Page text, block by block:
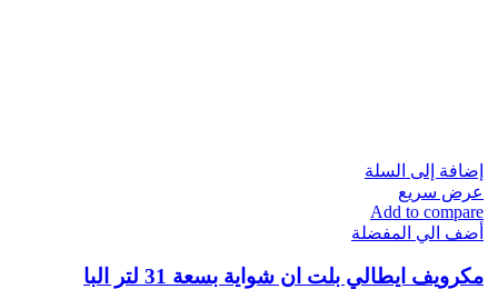
إضافة إلى السلة
عرض سريع
Add to compare
أضف الي المفضلة
مكرويف ايطالي​ بلت ان شواية بسعة 31 لتر البا